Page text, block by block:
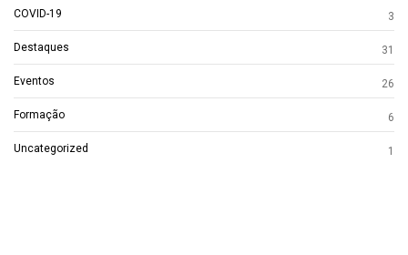
COVID-19 3
Destaques 31
Eventos 26
Formação 6
Uncategorized 1